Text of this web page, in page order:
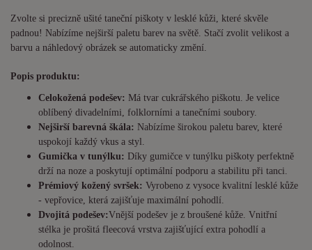
Zvolte si precizně ušité taneční piškoty v lesklé kůži, které skvěle
padnou! Nabízíme nejširší paletu barev na světě. Stačí zvolit velikost a
barvu a náhledový obrázek se automaticky změní.
Popis produktu:
Celokožená podešev: Má tvar cukrářského piškotu. Je velice
oblíbený divadelními, folklorními a tanečními soubory.
Nejširší barevná škála: Nabízíme širokou paletu barev, které
uspokojí každý vkus a styl.
Gumička v tunýlku: Díky gumičce v tunýlku piškoty perfektně
drží na noze a poskytují optimální podporu a stabilitu při tanci.
Prémiový kožený svršek: Vyrobeno z vysoce kvalitní lesklé kůže
- vepřovice, která zajišťuje maximální pohodlí.
Dvojitá podešev:Vnější podešev je z broušené kůže. Vnitřní
stélka je prošitá fleecová vrstva zajišťující extra pohodlí a
odolnost.